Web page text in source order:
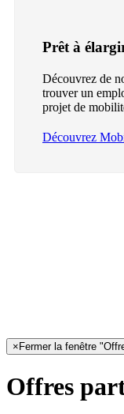
Prêt à
Découvrez de
trouver un
projet de
Découvrez
× Fermer la fenêtre
Offres